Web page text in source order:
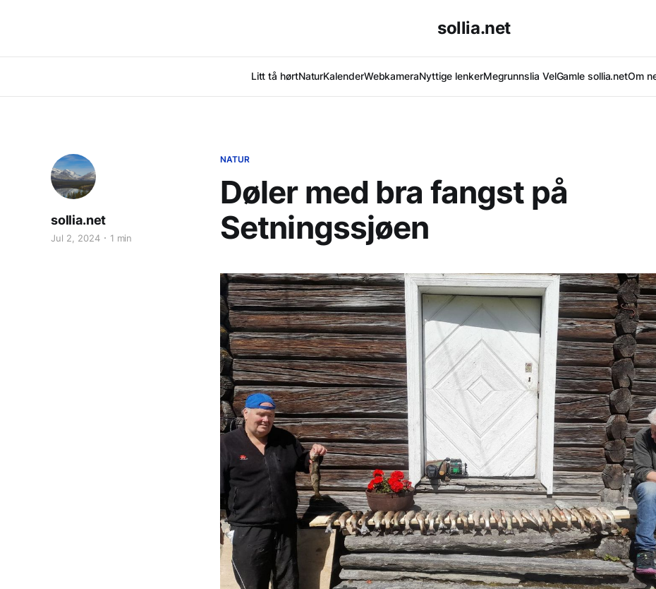
sollia.net
Litt tå hørtNaturKalenderWebkameraNyttige lenkerMegrunnslia VelGamle sollia.netOm
NATUR
Døler med bra fangst på
Setningssjøen
sollia.net
Jul 2, 2024 1 min